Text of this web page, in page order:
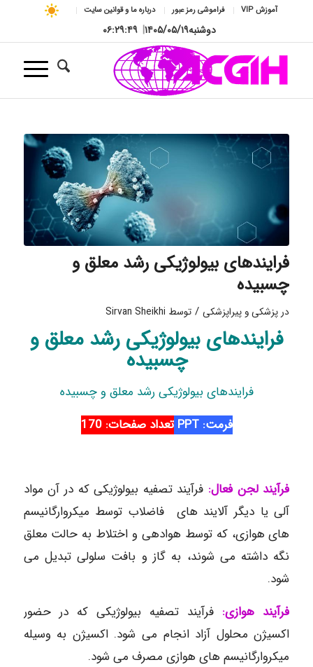
آموزش VIP فراموشی رمز عبور درباره ما و قوانین سایت
دوشنبه۱۴۰۵/۰۵/۱۹| ۰۶:۲۹:۵۰
فرایندهای بیولوژیکی رشد معلق و
چسبیده
در پزشکی و پیراپزشکی / توسط Sirvan Sheikhi
فرایندهای بیولوژیکی رشد معلق و
چسبیده
فرایندهای بیولوژیکی رشد معلق و چسبیده
فرمت: PPT
تعداد صفحات: 170
فرآیند لجن فعال: فرآیند تصفیه بیولوژیکی که در آن مواد
آلی یا دیگر آلایند های فاضلاب توسط میکروارگانیسم
های هوازی، که توسط هوادهی و اختلاط به حالت معلق
نگه داشته می شوند، به گاز و بافت سلولی تبدیل می
شود.
فرآیند هوازی: فرآیند تصفیه بیولوژیکی که در حضور
اکسیژن محلول آزاد انجام می شود. اکسیژن به وسیله
میکروارگانیسم های هوازی مصرف می شود.